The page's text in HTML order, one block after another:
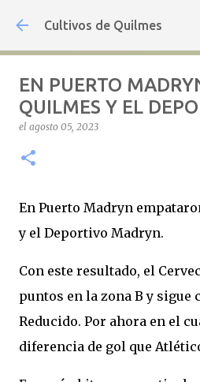
Ir al contenido
Cultivos de Quilmes
EN PUERTO
QUILMES Y EL
el agosto 05, 2023
En Puerto Madryn
y el Deportivo Madryn.
Con este resultado, el
puntos en la zona B y
Reducido. Por ahora en el
diferencia de gol que